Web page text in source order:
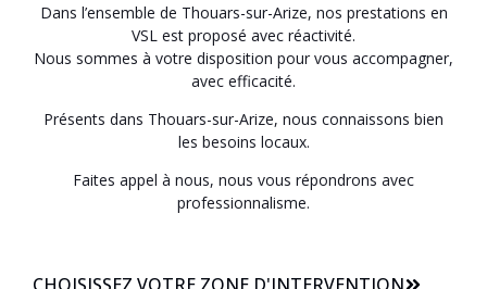
Dans l’ensemble de Thouars-sur-Arize, nos prestations en
VSL est proposé avec réactivité.
Nous sommes à votre disposition pour vous accompagner,
avec efficacité.
Présents dans Thouars-sur-Arize, nous connaissons bien
les besoins locaux.
Faites appel à nous, nous vous répondrons avec
professionnalisme.